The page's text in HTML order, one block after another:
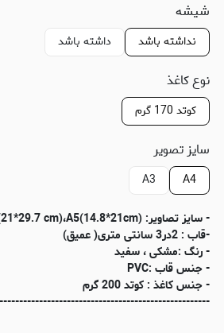
شیشه
نداشته باشد داشته باشد
نوع کاغذ
کوتد 170 گرم
سایز تصویر
A4
A3
- سایز تصاویر: (A3(29.7*42cm ) ،A4(21*29.7 cm)،A5(14.8*21cm
-قاب : 2در3 سانتی متری( عمیق)
- رنگ :مشکی ، سفید
- جنس قاب :PVC
- جنس کاغذ : کوتد 200 گرم